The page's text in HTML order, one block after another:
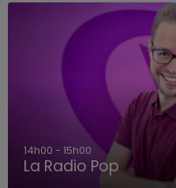
14h00 - 15h00
La Radio Pop